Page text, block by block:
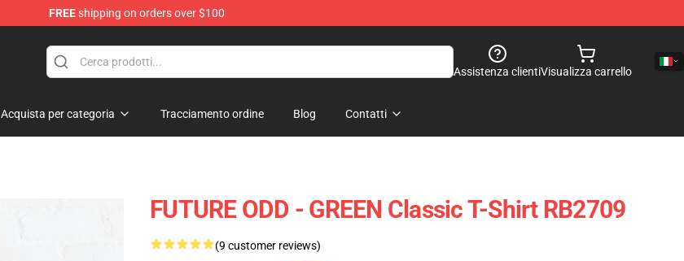
FREEshipping on orders over $100
Assistenza clientiVisualizza carrello
Acquista per categoria Tracciamento ordine Blog Contatti
FUTURE ODD - GREEN Classic T-Shirt RB2709
(9 customer reviews)